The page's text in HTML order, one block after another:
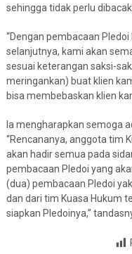
sehingga tidak perlu
“Dengan pembacaan
selanjutnya, kami akan
sesuai keterangan saksi-
meringankan) buat klien
bisa membebaskan klien
Ia mengharapkan semoga
“Rencananya, anggota tim
akan hadir semua pada
pembacaan Pledoi yang
(dua) pembacaan Pledoi
dan dari tim Kuasa Hukum
siapkan Pledoinya,”